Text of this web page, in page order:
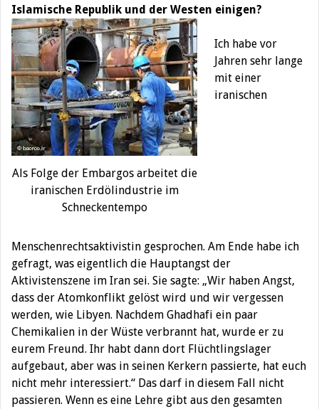
Islamische Republik und der Westen einigen?
Als Folge der Embargos arbeitet die
iranischen Erdölindustrie im
Schneckentempo
Ich habe vor
Jahren sehr lange
mit einer
iranischen
Menschenrechtsaktivistin gesprochen. Am Ende habe ich
gefragt, was eigentlich die Hauptangst der
Aktivistenszene im Iran sei. Sie sagte: „Wir haben Angst,
dass der Atomkonflikt gelöst wird und wir vergessen
werden, wie Libyen. Nachdem Ghadhafi ein paar
Chemikalien in der Wüste verbrannt hat, wurde er zu
eurem Freund. Ihr habt dann dort Flüchtlingslager
aufgebaut, aber was in seinen Kerkern passierte, hat euch
nicht mehr interessiert.“ Das darf in diesem Fall nicht
passieren. Wenn es eine Lehre gibt aus den gesamten